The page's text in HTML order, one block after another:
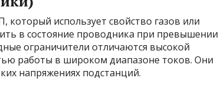
использует свойство газов или
в состояние проводника при превышении
ограничители отличаются высокой
работы в широком диапазоне токов. Они
напряжениях подстанций.